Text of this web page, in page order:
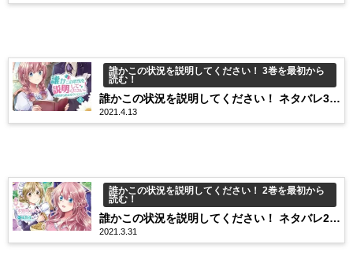
誰かこの状況を説明してください！ 3巻を最初から
読む！
誰かこの状況を説明してください！ ネタバレ3巻
15話 ヴィオラ、久しぶりに実家帰ります。
2021.4.13
誰かこの状況を説明してください！ 2巻を最初から
読む！
誰かこの状況を説明してください！ ネタバレ2巻
8話 倒れたヴィオラをお姫様抱っこ…！
2021.3.31